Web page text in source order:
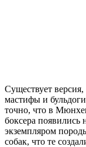
Существует
мастифы и
точно, что в
боксера появились
экземпляром
собак, что те